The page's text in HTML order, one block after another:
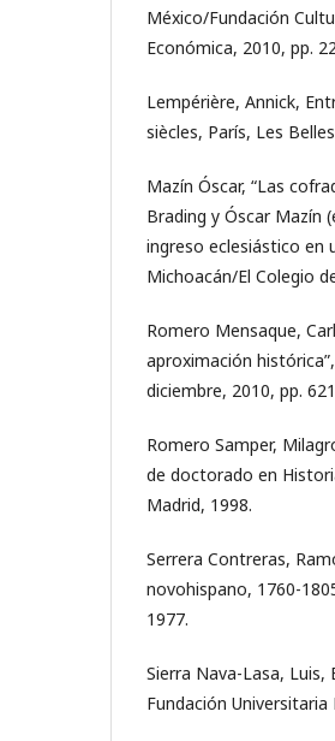
México/Fundación
Económica, 2010, pp.
Lempérière, Annick,
siècles, París, Les
Mazín Óscar, “Las
Brading y Óscar Mazín
ingreso eclesiástico en
Michoacán/El Colegio
Romero Mensaque,
aproximación
diciembre, 2010, pp.
Romero Samper,
de doctorado en
Madrid, 1998.
Serrera Contreras,
novohispano, 1760-
1977.
Sierra Nava-Lasa,
Fundación Universitaria